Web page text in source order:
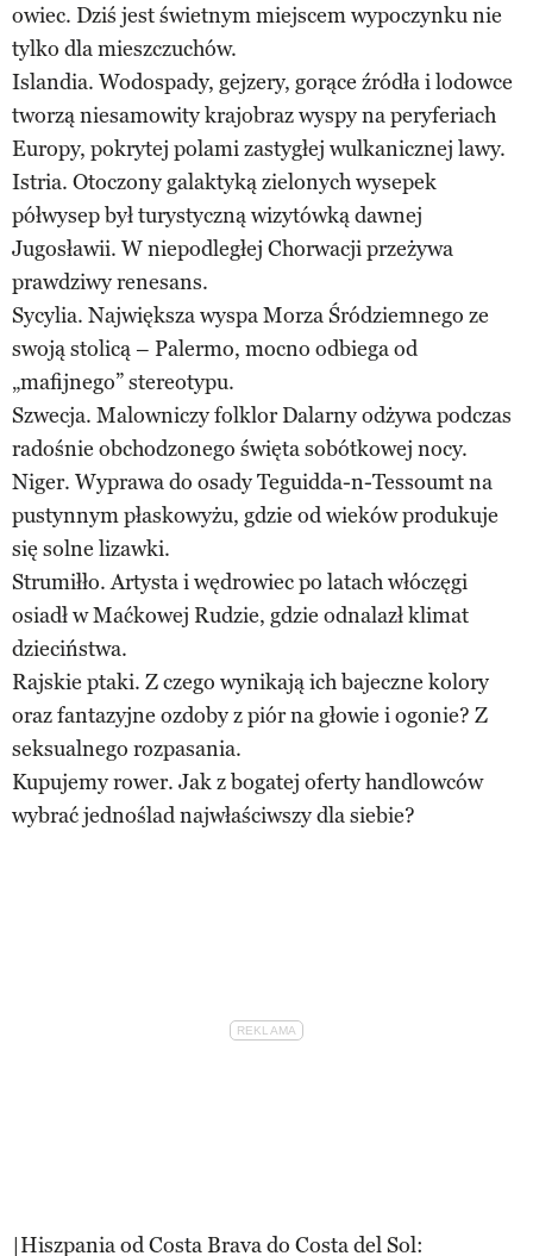
owiec. Dziś jest świetnym miejscem wypoczynku nie
tylko dla mieszczuchów.
Islandia. Wodospady, gejzery, gorące źródła i lodowce
tworzą niesamowity krajobraz wyspy na peryferiach
Europy, pokrytej polami zastygłej wulkanicznej lawy.
Istria. Otoczony galaktyką zielonych wysepek
półwysep był turystyczną wizytówką dawnej
Jugosławii. W niepodległej Chorwacji przeżywa
prawdziwy renesans.
Sycylia. Największa wyspa Morza Śródziemnego ze
swoją stolicą – Palermo, mocno odbiega od
„mafijnego” stereotypu.
Szwecja. Malowniczy folklor Dalarny odżywa podczas
radośnie obchodzonego święta sobótkowej nocy.
Niger. Wyprawa do osady Teguidda-n-Tessoumt na
pustynnym płaskowyżu, gdzie od wieków produkuje
się solne lizawki.
Strumiłło. Artysta i wędrowiec po latach włóczęgi
osiadł w Maćkowej Rudzie, gdzie odnalazł klimat
dzieciństwa.
Rajskie ptaki. Z czego wynikają ich bajeczne kolory
oraz fantazyjne ozdoby z piór na głowie i ogonie? Z
seksualnego rozpasania.
Kupujemy rower. Jak z bogatej oferty handlowców
wybrać jednoślad najwłaściwszy dla siebie?
|Hiszpania od Costa Brava do Costa del Sol: